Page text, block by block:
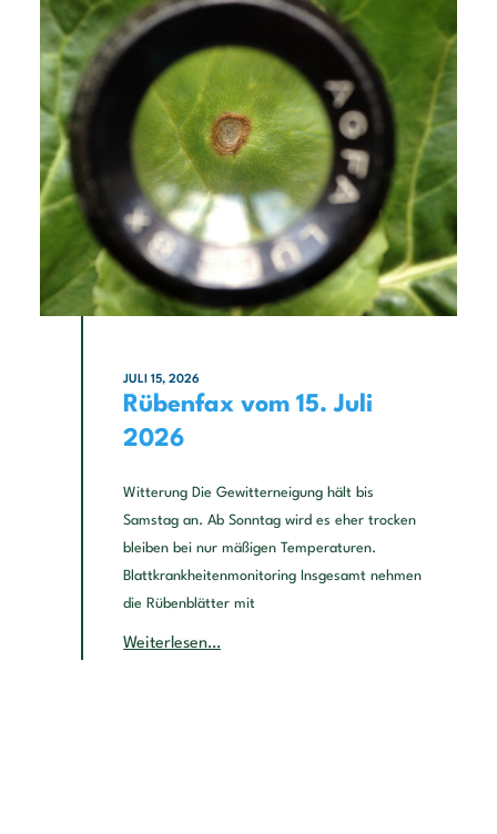
Rübenfax vom 15. Juli
2026
JULI 15, 2026
Witterung Die Gewitterneigung hält bis
Samstag an. Ab Sonntag wird es eher trocken
bleiben bei nur mäßigen Temperaturen.
Blattkrankheitenmonitoring Insgesamt nehmen
die Rübenblätter mit
Weiterlesen…